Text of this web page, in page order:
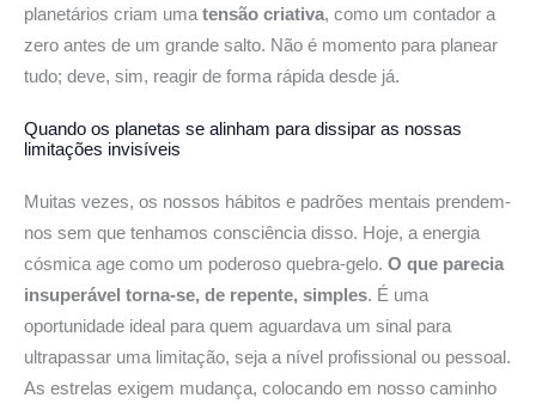
planetários criam uma tensão criativa, como um contador a
zero antes de um grande salto. Não é momento para planear
tudo; deve, sim, reagir de forma rápida desde já.
Quando os planetas se alinham para dissipar as nossas
limitações invisíveis
Muitas vezes, os nossos hábitos e padrões mentais prendem-
nos sem que tenhamos consciência disso. Hoje, a energia
cósmica age como um poderoso quebra-gelo. O que parecia
insuperável torna-se, de repente, simples. É uma
oportunidade ideal para quem aguardava um sinal para
ultrapassar uma limitação, seja a nível profissional ou pessoal.
As estrelas exigem mudança, colocando em nosso caminho